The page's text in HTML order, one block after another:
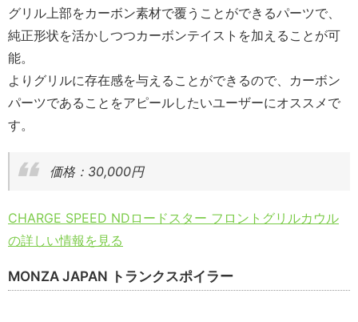
グリル上部をカーボン素材で覆うことができるパーツで、
純正形状を活かしつつカーボンテイストを加えることが可
能。
よりグリルに存在感を与えることができるので、カーボン
パーツであることをアピールしたいユーザーにオススメで
す。
価格：30,000円
CHARGE SPEED NDロードスター フロントグリルカウル
の詳しい情報を見る
MONZA JAPAN トランクスポイラー